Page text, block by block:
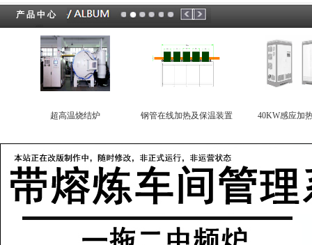
产 品 中 心
超高温烧结炉 钢管在线加热及保温装置 40KW感应加热取暖炉